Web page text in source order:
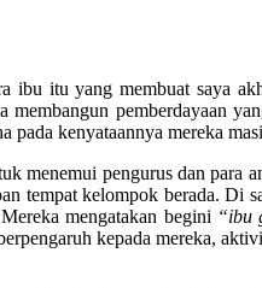
ibu itu yang membuat saya
pemberdayaan
kenyataannya mereka
pengurus dan para
tempat kelompok berada. Di
mengatakan begini “ibu
kepada mereka,